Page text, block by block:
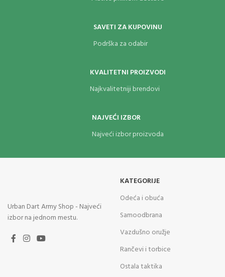
SAVETI ZA KUPOVINU
Podrška za odabir
KVALITETNI PROIZVODI
Najkvalitetniji brendovi
NAJVEĆI IZBOR
Najveći izbor proizvoda
Urban Dart Army Shop - Najveći
izbor na jednom mestu.
KATEGORIJE
Odeća i obuća
Samoodbrana
Vazdušno oružje
Rančevi i torbice
Ostala taktika